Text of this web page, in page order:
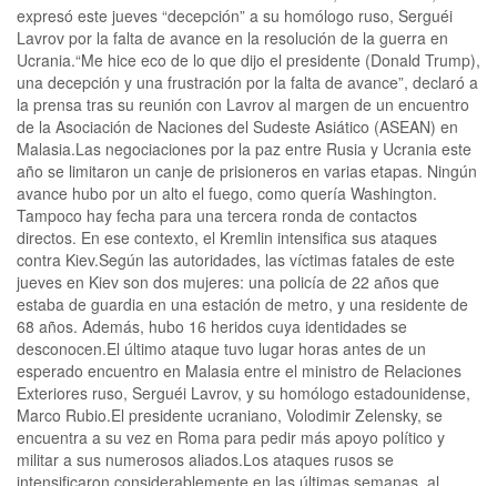
expresó este jueves “decepción” a su homólogo ruso, Serguéi
Lavrov por la falta de avance en la resolución de la guerra en
Ucrania.“Me hice eco de lo que dijo el presidente (Donald Trump),
una decepción y una frustración por la falta de avance”, declaró a
la prensa tras su reunión con Lavrov al margen de un encuentro
de la Asociación de Naciones del Sudeste Asiático (ASEAN) en
Malasia.Las negociaciones por la paz entre Rusia y Ucrania este
año se limitaron un canje de prisioneros en varias etapas. Ningún
avance hubo por un alto el fuego, como quería Washington.
Tampoco hay fecha para una tercera ronda de contactos
directos. En ese contexto, el Kremlin intensifica sus ataques
contra Kiev.Según las autoridades, las víctimas fatales de este
jueves en Kiev son dos mujeres: una policía de 22 años que
estaba de guardia en una estación de metro, y una residente de
68 años. Además, hubo 16 heridos cuya identidades se
desconocen.El último ataque tuvo lugar horas antes de un
esperado encuentro en Malasia entre el ministro de Relaciones
Exteriores ruso, Serguéi Lavrov, y su homólogo estadounidense,
Marco Rubio.El presidente ucraniano, Volodimir Zelensky, se
encuentra a su vez en Roma para pedir más apoyo político y
militar a sus numerosos aliados.Los ataques rusos se
intensificaron considerablemente en las últimas semanas, al